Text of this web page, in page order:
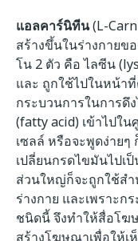
แอลคาร์นิทีน(L-
สร้างขึ้นในร่างกายข
โน 2 ตัว คือ ไลซีน
และ ถูกใช้ไปในหน้าที่
กระบวนการในการดึ
(fatty acid) เข้าไปใ
เซลล์ หรือจะพูดง่าย
เปลี่ยนกรดไขมันไปเ
ส่วนใหญ่ก็จะถูกใช้ส
ร่างกาย และเพราะก
ชนิดนี้ จึงทำให้สื่อโฆ
สร้างโฆษณาเพื่อให้เ